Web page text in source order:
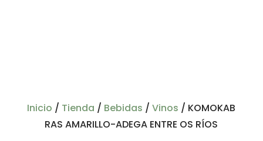
Inicio / Tienda / Bebidas /Vinos / KOMOKAB
RAS AMARILLO-ADEGA ENTRE OS RÍOS